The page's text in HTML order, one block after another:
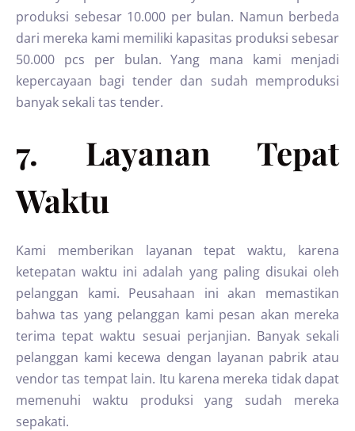
produksi sebesar 10.000 per bulan. Namun berbeda
dari mereka kami memiliki kapasitas produksi sebesar
50.000 pcs per bulan. Yang mana kami menjadi
kepercayaan bagi tender dan sudah memproduksi
banyak sekali tas tender.
7. Layanan Tepat
Waktu
Kami memberikan layanan tepat waktu, karena
ketepatan waktu ini adalah yang paling disukai oleh
pelanggan kami. Peusahaan ini akan memastikan
bahwa tas yang pelanggan kami pesan akan mereka
terima tepat waktu sesuai perjanjian. Banyak sekali
pelanggan kami kecewa dengan layanan pabrik atau
vendor tas tempat lain. Itu karena mereka tidak dapat
memenuhi waktu produksi yang sudah mereka
sepakati.